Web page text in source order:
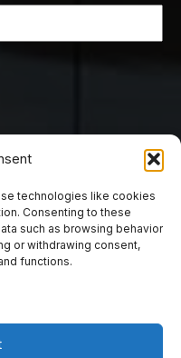
technologies like cookies
Consenting to these
such as browsing behavior
or withdrawing consent,
functions.
škola Mostar. Sva prava
web studio.
škola